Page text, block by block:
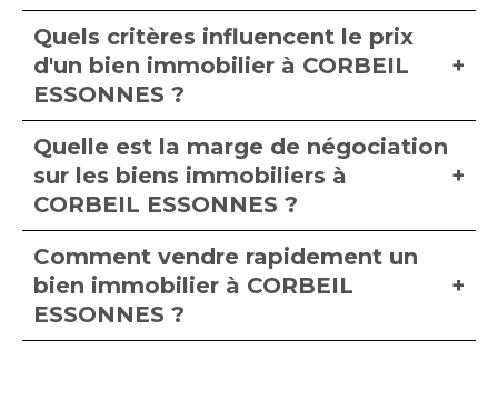
Quels critères influencent le prix
d'un bien immobilier à CORBEIL
ESSONNES ?
Quelle est la marge de négociation
sur les biens immobiliers à
CORBEIL ESSONNES ?
Comment vendre rapidement un
bien immobilier à CORBEIL
ESSONNES ?